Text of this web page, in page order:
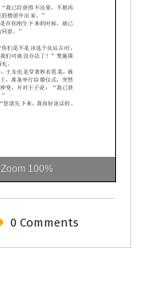
Zoom 100%
0 Comments